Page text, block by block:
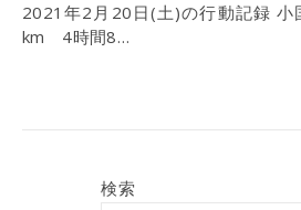
2021年2月20日(土)の行動記録 小国町 ＜車移動＞ 123
km 4時間8…
検索